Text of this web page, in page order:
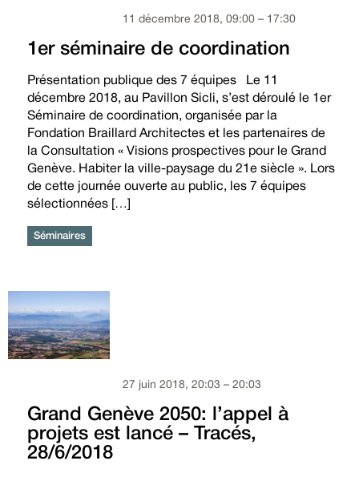
1er séminaire de coordination
11 décembre 2018, 09:00 – 17:30
Présentation publique des 7 équipes Le 11
décembre 2018, au Pavillon Sicli, s’est déroulé le 1er
Séminaire de coordination, organisée par la
Fondation Braillard Architectes et les partenaires de
la Consultation « Visions prospectives pour le Grand
Genève. Habiter la ville-paysage du 21e siècle ». Lors
de cette journée ouverte au public, les 7 équipes
sélectionnées […]
Séminaires
Grand Genève 2050: l’appel à
projets est lancé – Tracés,
28/6/2018
27 juin 2018, 20:03 – 20:03